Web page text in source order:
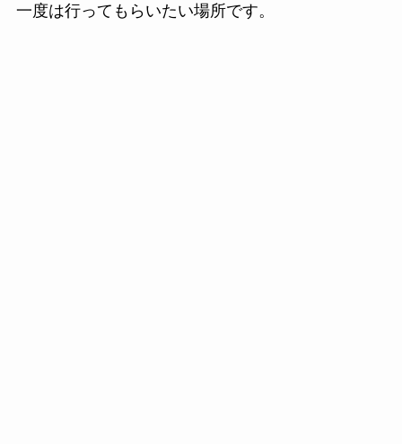
一度は行ってもらいたい場所です。